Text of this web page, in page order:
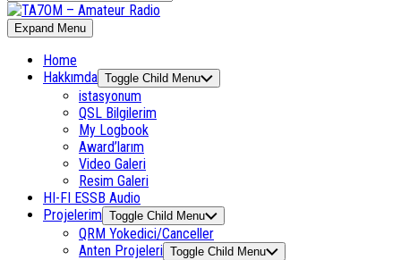
Expand Menu
Home
Hakkımda Toggle Child Menu
istasyonum
QSL Bilgilerim
My Logbook
Award’larım
Video Galeri
Resim Galeri
HI-FI ESSB Audio
Projelerim Toggle Child Menu
QRM Yokedici/Canceller
Anten Projeleri Toggle Child Menu